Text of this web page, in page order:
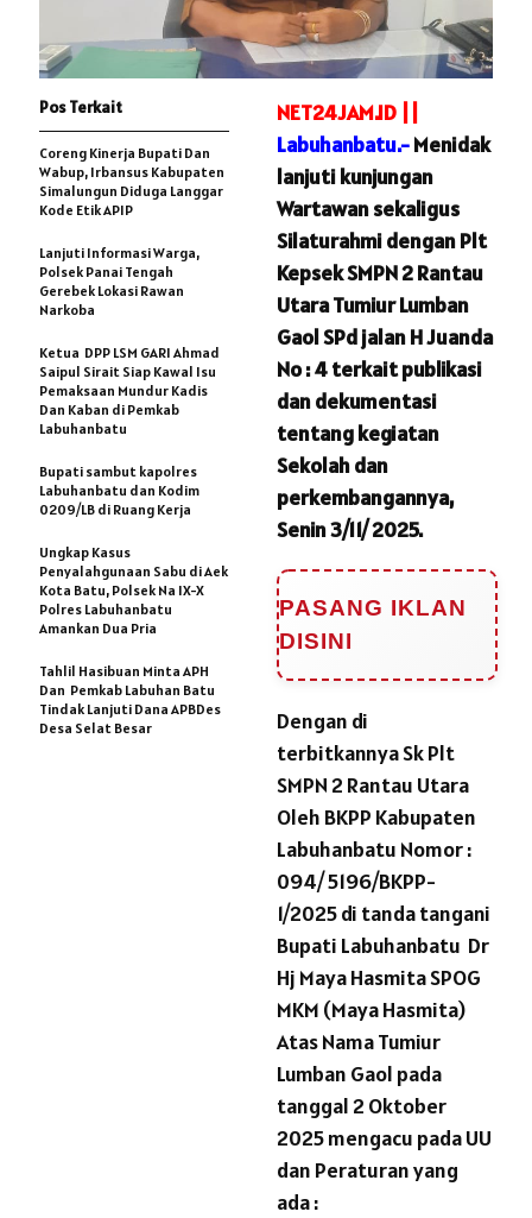
NET24JAM.ID ||
Labuhanbatu.-Menidak
lanjuti kunjungan
Wartawan sekaligus
Silaturahmi dengan Plt
Kepsek SMPN 2 Rantau
Utara Tumiur Lumban
Gaol SPd jalan H Juanda
No : 4 terkait publikasi
dan dekumentasi
tentang kegiatan
Sekolah dan
perkembangannya,
Senin 3/11/ 2025.
PASANG IKLAN
DISINI
Dengan di
terbitkannya Sk Plt
SMPN 2 Rantau Utara
Oleh BKPP Kabupaten
Labuhanbatu Nomor :
094/ 5196/BKPP-
1/2025 di tanda tangani
Bupati Labuhanbatu Dr
Hj Maya Hasmita SPOG
MKM (Maya Hasmita)
Atas Nama Tumiur
Lumban Gaol pada
tanggal 2 Oktober
2025 mengacu pada UU
dan Peraturan yang
ada :
Pos Terkait
Coreng Kinerja Bupati Dan
Wabup, Irbansus Kabupaten
Simalungun Diduga Langgar
Kode Etik APIP
Lanjuti Informasi Warga,
Polsek Panai Tengah
Gerebek Lokasi Rawan
Narkoba
Ketua DPP LSM GARI Ahmad
Saipul Sirait Siap Kawal Isu
Pemaksaan Mundur Kadis
Dan Kaban di Pemkab
Labuhanbatu
Bupati sambut kapolres
Labuhanbatu dan Kodim
0209/LB di Ruang Kerja
Ungkap Kasus
Penyalahgunaan Sabu di Aek
Kota Batu, Polsek Na IX-X
Polres Labuhanbatu
Amankan Dua Pria
Tahlil Hasibuan Minta APH
Dan Pemkab Labuhan Batu
Tindak Lanjuti Dana APBDes
Desa Selat Besar